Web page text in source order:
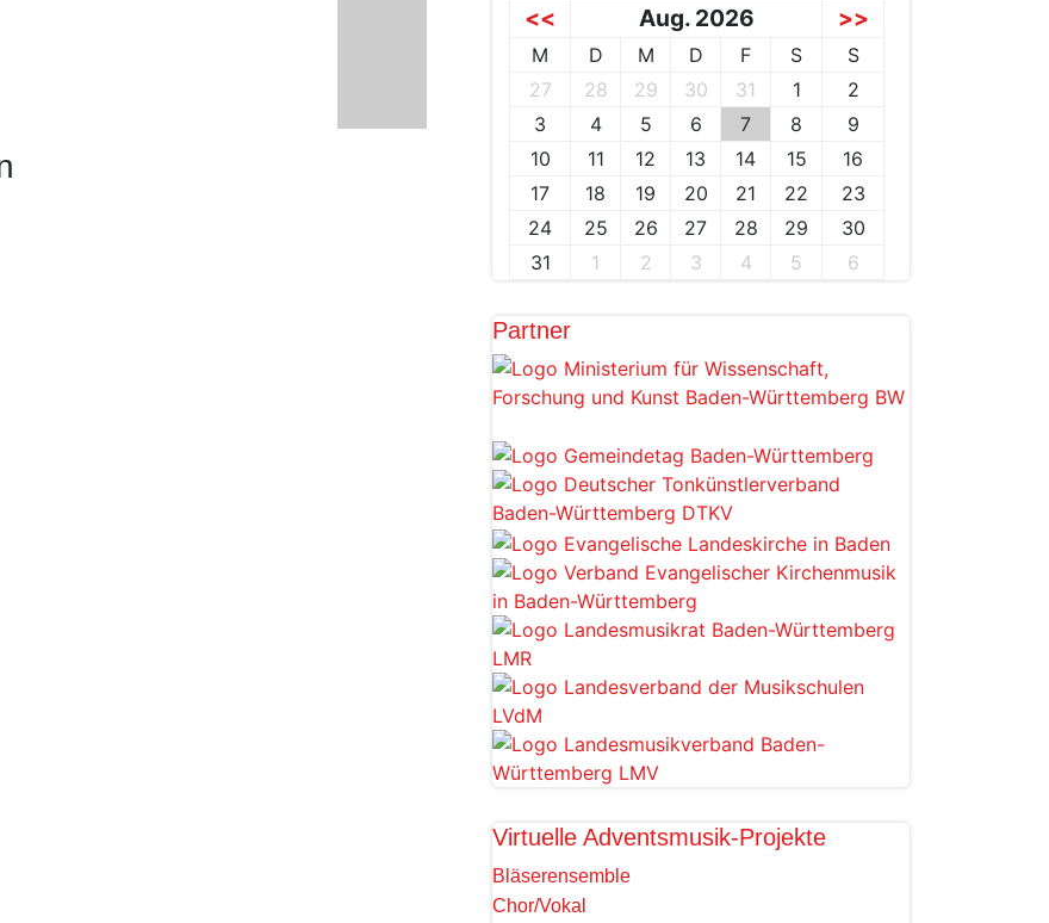
<< Aug. 2026 >>
M D M D F S
S
27
28 29 30 31 1
2
3
4 5 6 7 8
9
10
11 12 13 14 15
16
17
18 19 20 21 22
23
24
25 26 27 28 29
30
31
1 2 3 4 5 6
Partner
Virtuelle Adventsmusik-Projekte
Bläserensemble
Chor/Vokal